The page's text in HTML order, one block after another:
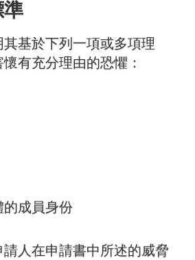
基於下列一項或多項理
有充分理由的恐懼：
的成員身份
人在申請書中所述的威脅